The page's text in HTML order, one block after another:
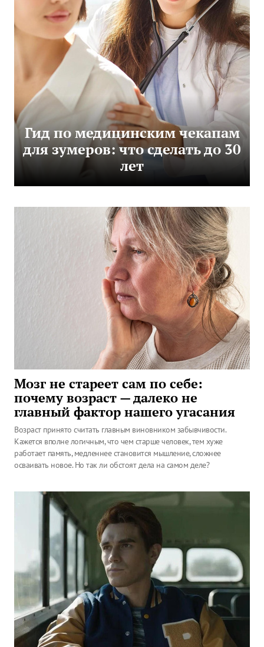
Гид по медицинским чекапам
для зумеров: что сделать до 30
лет
Мозг не стареет сам по себе:
почему возраст — далеко не
главный фактор нашего угасания
Возраст принято считать главным виновником забывчивости.
Кажется вполне логичным, что чем старше человек, тем хуже
работает память, медленнее становится мышление, сложнее
осваивать новое. Но так ли обстоят дела на самом деле?